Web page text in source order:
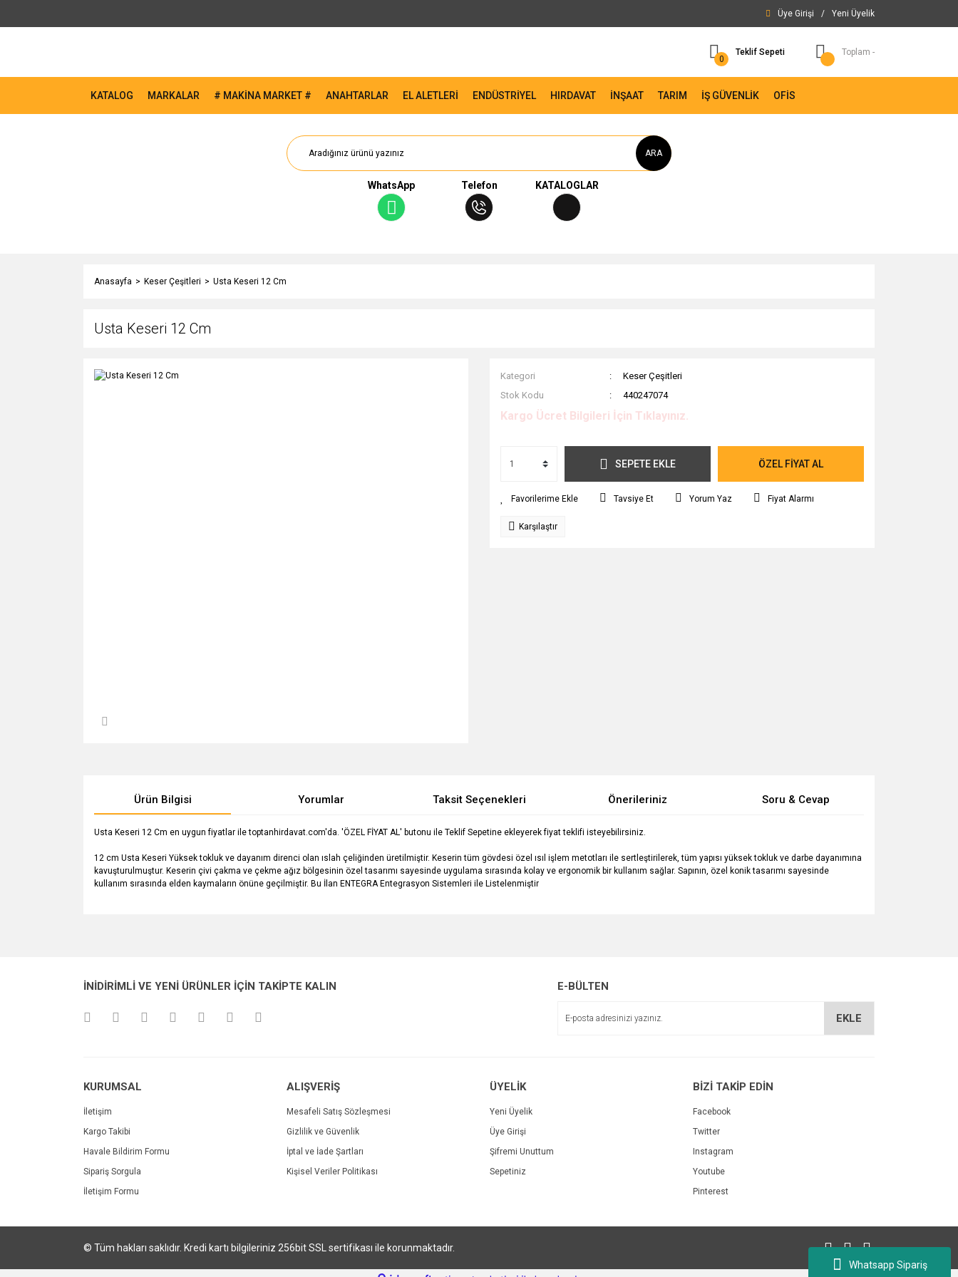
Whatsapp Sipariş
Üye Girişi / Yeni Üyelik
0
Teklif Sepeti Toplam -
KATALOG MARKALAR # MAKİNA MARKET # ANAHTARLAR EL ALETLERİ ENDÜSTRİYEL HIRDAVAT İNŞAAT TARIM İŞ GÜVENLİK OFİS
ARA
WhatsApp Telefon KATALOGLAR
Anasayfa Keser Çeşitleri Usta Keseri 12 Cm
Usta Keseri 12 Cm
Kategori
Keser Çeşitleri
Stok Kodu
440247074
Kargo Ücret Bilgileri İçin Tıklayınız.
SEPETE EKLE ÖZEL FİYAT AL
Tavsiye Et Yorum Yaz Fiyat Alarmı
Karşılaştır
Ürün Bilgisi Yorumlar Taksit Seçenekleri Önerileriniz Soru & Cevap
Usta Keseri 12 Cm en uygun fiyatlar ile toptanhirdavat.com'da. 'ÖZEL FİYAT AL' butonu ile Teklif Sepetine ekleyerek fiyat teklifi isteyebilirsiniz.
12 cm Usta Keseri Yüksek tokluk ve dayanım direnci olan ıslah çeliğinden üretilmiştir. Keserin tüm gövdesi özel ısıl işlem metotları ile sertleştirilerek, tüm yapısı yüksek tokluk ve darbe dayanımına
kavuşturulmuştur. Keserin çivi çakma ve çekme ağız bölgesinin özel tasarımı sayesinde uygulama sırasında kolay ve ergonomik bir kullanım sağlar. Sapının, özel konik tasarımı sayesinde
kullanım sırasında elden kaymaların önüne geçilmiştir. Bu İlan ENTEGRA Entegrasyon Sistemleri ile Listelenmiştir
Ürün açıklamasında eksik bilgiler bulunuyor.
İNİDİRİMLİ VE YENİ ÜRÜNLER İÇİN TAKİPTE KALIN E-BÜLTEN
EKLE
KURUMSAL
İletişim
Kargo Takibi
Havale Bildirim Formu
Sipariş Sorgula
İletişim Formu
ALIŞVERİŞ
Mesafeli Satış Sözleşmesi
Gizlilik ve Güvenlik
İptal ve İade Şartları
Kişisel Veriler Politikası
ÜYELİK
Yeni Üyelik
Üye Girişi
Şifremi Unuttum
Sepetiniz
BİZİ TAKİP EDİN
Facebook
Twitter
Instagram
Youtube
Pinterest
© Tüm hakları saklıdır. Kredi kartı bilgileriniz 256bit SSL sertifikası ile korunmaktadır.